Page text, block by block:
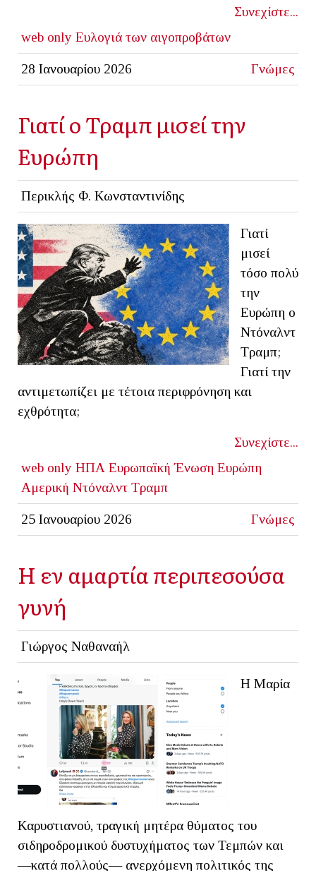
Συνεχίστε...
web only Ευλογιά των αιγοπροβάτων
28 Ιανουαρίου 2026 Γνώμες
Γιατί ο Τραμπ μισεί την
Ευρώπη
Περικλής Φ. Κωνσταντινίδης
Γιατί
μισεί
τόσο πολύ
την
Ευρώπη ο
Ντόναλντ
Τραμπ;
Γιατί την
αντιμετωπίζει με τέτοια περιφρόνηση και
εχθρότητα;
Συνεχίστε...
web only ΗΠΑ Ευρωπαϊκή Ένωση Ευρώπη
Αμερική Ντόναλντ Τραμπ
25 Ιανουαρίου 2026 Γνώμες
Η εν αμαρτία περιπεσούσα
γυνή
Γιώργος Ναθαναήλ
Η Μαρία
Καρυστιανού, τραγική μητέρα θύματος του
σιδηροδρομικού δυστυχήματος των Τεμπών και
—κατά πολλούς— ανερχόμενη πολιτικός της